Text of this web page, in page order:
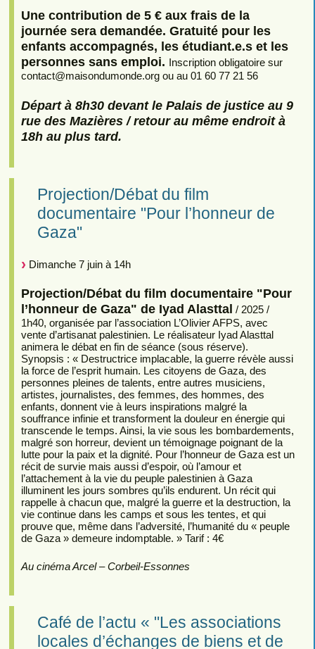
Une contribution de 5 € aux frais de la
journée sera demandée. Gratuité pour les
enfants accompagnés, les étudiant.e.s et les
personnes sans emploi. Inscription obligatoire sur
contact@maisondumonde.org ou au 01 60 77 21 56
Départ à 8h30 devant le Palais de justice au 9
rue des Mazières / retour au même endroit à
18h au plus tard.
Projection/Débat du film
documentaire "Pour l’honneur de
Gaza"
Dimanche 7 juin à 14h
Projection/Débat du film documentaire "Pour
l’honneur de Gaza" de Iyad Alasttal / 2025 /
1h40, organisée par l’association L’Olivier AFPS, avec
vente d’artisanat palestinien. Le réalisateur Iyad Alasttal
animera le débat en fin de séance (sous réserve).
Synopsis : « Destructrice implacable, la guerre révèle aussi
la force de l’esprit humain. Les citoyens de Gaza, des
personnes pleines de talents, entre autres musiciens,
artistes, journalistes, des femmes, des hommes, des
enfants, donnent vie à leurs inspirations malgré la
souffrance infinie et transforment la douleur en énergie qui
transcende le temps. Ainsi, la vie sous les bombardements,
malgré son horreur, devient un témoignage poignant de la
lutte pour la paix et la dignité. Pour l’honneur de Gaza est un
récit de survie mais aussi d’espoir, où l’amour et
l’attachement à la vie du peuple palestinien à Gaza
illuminent les jours sombres qu’ils endurent. Un récit qui
rappelle à chacun que, malgré la guerre et la destruction, la
vie continue dans les camps et sous les tentes, et qui
prouve que, même dans l’adversité, l’humanité du « peuple
de Gaza » demeure indomptable. » Tarif : 4€
Au cinéma Arcel – Corbeil-Essonnes
Café de l’actu « "Les associations
locales d’échanges de biens et de